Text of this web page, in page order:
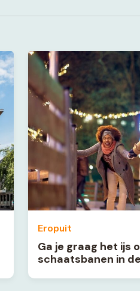
Eropuit
Ga je graag het ijs
schaatsbanen in